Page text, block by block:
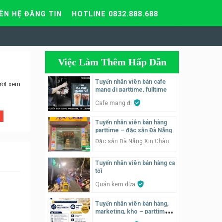
HỆ ĐĂNG TIN HOTLINE 0832.888.688
xem
Việc Làm Thêm Hấp Dẫn
Tuyển nhân viên bán cafe
mang đi parttime, fulltime
Cafe mang đi
Tuyển nhân viên bán hàng
parttime – đặc sản Đà Nẵng
Đặc sản Đà Nẵng Xin Chào
Tuyển nhân viên bán hàng ca
tối
Quán kem dừa
Tuyển nhân viên bán hàng,
marketing, kho – parttime,